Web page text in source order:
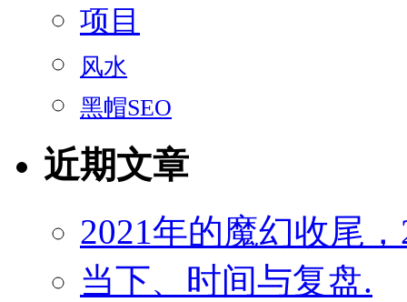
项目
风水
黑帽SEO
近期文章
2021年的魔幻收尾
当下、时间与复盘.